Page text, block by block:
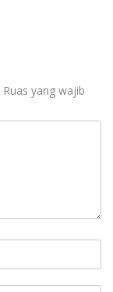
Ruas yang wajib